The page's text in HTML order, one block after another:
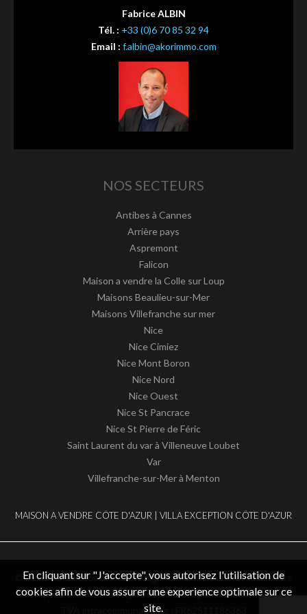
MAISON A VENDRE CÔTE D'AZUR | VILLA EXCEPTION CÔTE D'AZUR
Fabrice ALBIN
Tél. : +33 (0)6 70 85 32 94
Email : f.albin@akorimmo.com
NOS SECTEURS
Antibes à Cannes
Arrière pays
Aspremont
Falicon
Maison a vendre la Colle sur Loup
Maisons Beaulieu-sur-Mer
Maisons Villefranche sur mer
Nice
Nice Cimiez
Nice Mont Boron
Nice Nord
Nice Ouest
Nice St Pancrace
Nice St Pierre de Féric
Saint Laurent du var à Villeneuve Loubet
Var
Villefranche-sur-Mer à Menton
© 2026 Maison 06 -Mentions légales / nos honoraires-Données
personnelles– Design byapimo™ Logiciel immobilier
TVA intracommunautaire : FR62511186363
En cliquant sur "J'accepte", vous autorisez l'utilisation de
cookies afin de vous assurer une experience optimale sur ce
site.